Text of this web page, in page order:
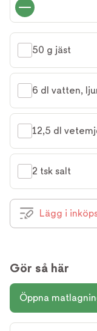
50 g jäst
6 dl vatten,
12,5 dl
2 tsk salt
Lägg i
Gör så här
Öppna